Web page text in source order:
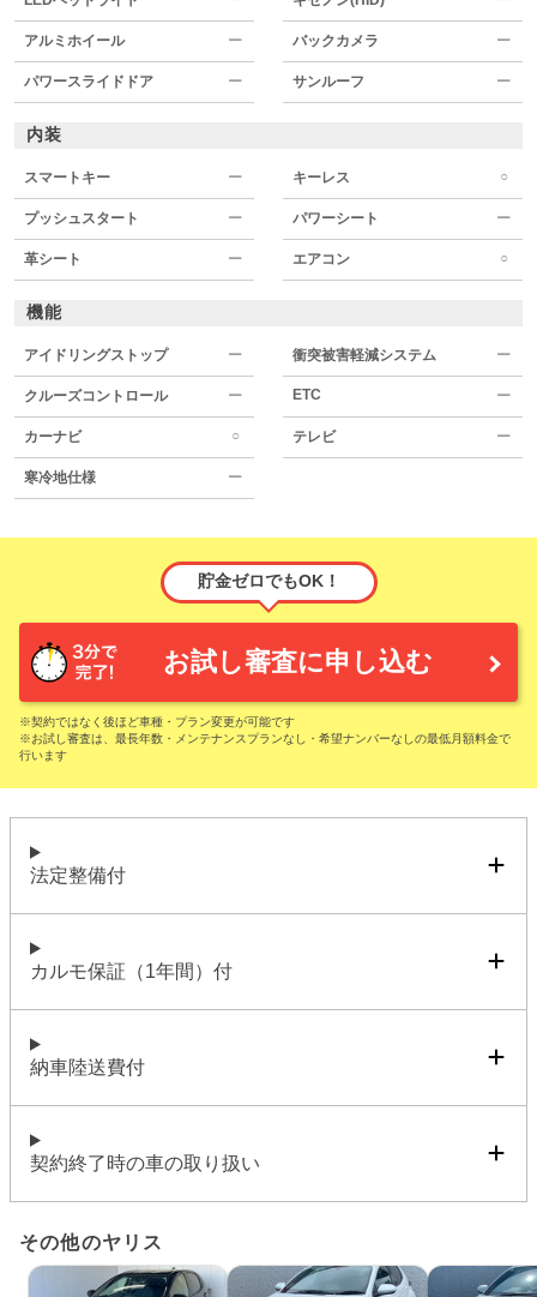
アルミホイール ー バックカメラ ー
パワースライドドア ー サンルーフ ー
内装
スマートキー ー キーレス ○
プッシュスタート ー パワーシート ー
革シート ー エアコン ○
機能
アイドリングストップ ー 衝突被害軽減システム ー
クルーズコントロール ー ETC ー
カーナビ ○ テレビ ー
寒冷地仕様 ー
貯金ゼロでもOK！
お試し審査に申し込む
※契約ではなく後ほど車種・プラン変更が可能です
※お試し審査は、最長年数・メンテナンスプランなし・希望ナンバーなしの最低月額料金で
行います
法定整備付
カルモ保証（1年間）付
納車陸送費付
契約終了時の車の取り扱い
その他のヤリス